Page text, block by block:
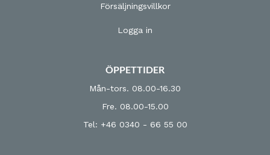
Försäljningsvillkor
Logga in
ÖPPETTIDER
Mån-tors. 08.00-16.30
Fre. 08.00-15.00
Tel: +46 0340 - 66 55 00